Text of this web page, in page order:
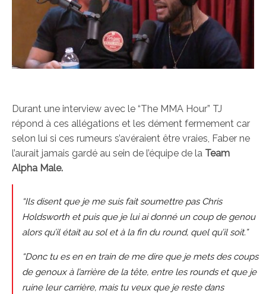
Durant une interview avec le “The MMA Hour” TJ
répond à ces allégations et les dément fermement car
selon lui si ces rumeurs s’avéraient être vraies, Faber ne
l’aurait jamais gardé au sein de l’équipe de la Team
Alpha Male.
“Ils disent que je me suis fait soumettre pas Chris
Holdsworth et puis que je lui ai donné un coup de genou
alors qu’il était au sol et à la fin du round, quel qu’il soit.”
“Donc tu es en en train de me dire que je mets des coups
de genoux à l’arrière de la tête, entre les rounds et que je
ruine leur carrière, mais tu veux que je reste dans